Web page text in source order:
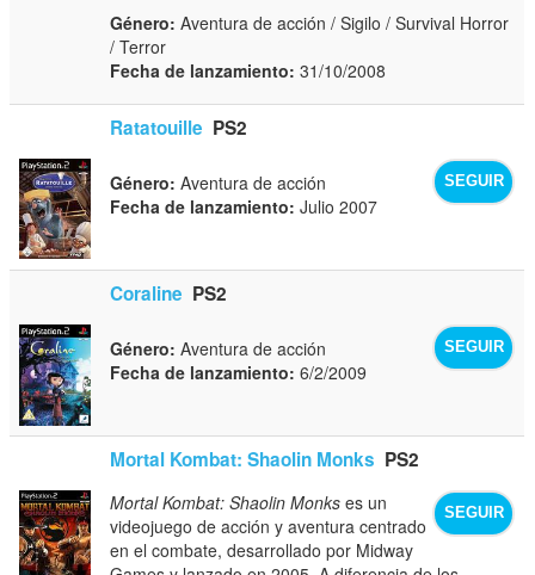
Género: Aventura de acción / Sigilo / Survival Horror
/ Terror
Fecha de lanzamiento: 31/10/2008
Ratatouille PS2
SEGUIR
Género: Aventura de acción
Fecha de lanzamiento: Julio 2007
Coraline PS2
SEGUIR
Género: Aventura de acción
Fecha de lanzamiento: 6/2/2009
Mortal Kombat: Shaolin Monks PS2
SEGUIR
Mortal Kombat: Shaolin Monks es un
videojuego de acción y aventura centrado
en el combate, desarrollado por Midway